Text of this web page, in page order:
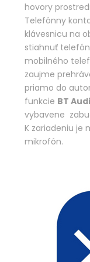
hovory
Telefónny
klávesnicu na
stiahnuť
mobilného
zaujme
priamo do
funkcie BT
vybavene
K zariadeniu je
mikrofón.